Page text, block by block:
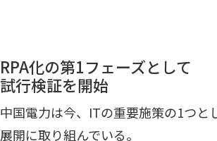
RPA化の第1フェーズとして
試行検証を開始
中国電力は今、ITの重要施策の1つ
展開に取り組んでいる。